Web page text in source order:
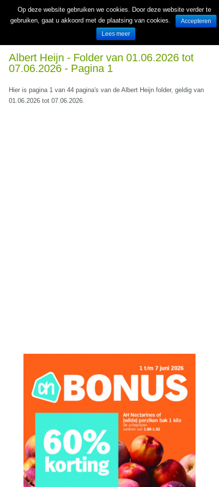
Wekelijks nieuwe folders van Nederlandse supermarkten en winkels
Albert Heijn - Folder van 01.06.2026 tot
07.06.2026 - Pagina 1
Hier is pagina 1 van 44 pagina's van de Albert Heijn folder, geldig van
01.06.2026 tot 07.06.2026.
Op deze website gebruiken we cookies. Door deze website verder te
gebruiken, gaat u akkoord met de plaatsing van cookies.
Accepteren
Lees meer